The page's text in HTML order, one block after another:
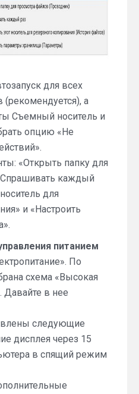
для всех
(рекомендуется), а
Съемный носитель и
опцию «Не
«Открыть папку для
каждый
для
и «Настроить
питанием
По
схема «Высокая
Давайте в нее
следующие
дисплея через 15
в спящий режим